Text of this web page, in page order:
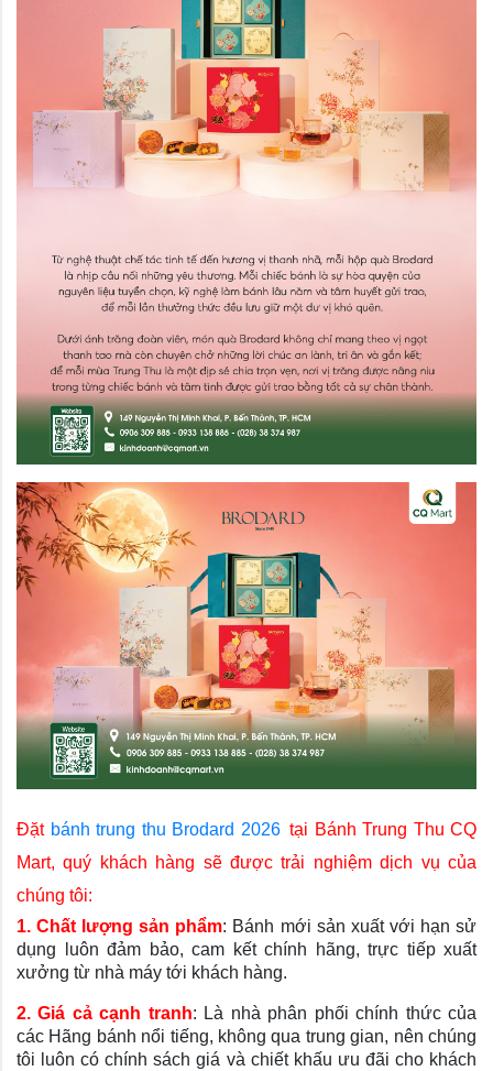
Đặt bánh trung thu Brodard 2026 tại Bánh Trung Thu CQ
Mart, quý khách hàng sẽ được trải nghiệm dịch vụ của
chúng tôi:
1. Chất lượng sản phẩm: Bánh mới sản xuất với hạn sử
dụng luôn đảm bảo, cam kết chính hãng, trực tiếp xuất
xưởng từ nhà máy tới khách hàng.
2. Giá cả cạnh tranh: Là nhà phân phối chính thức của
các Hãng bánh nổi tiếng, không qua trung gian, nên chúng
tôi luôn có chính sách giá và chiết khấu ưu đãi cho khách